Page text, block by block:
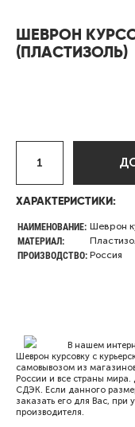
ШЕВРОН
(ПЛАСТИЗОЛЬ)
ХАРАКТЕРИСТИКИ:
НАИМЕНОВАНИЕ: Шеврон
МАТЕРИАЛ:
ПРОИЗВОДСТВО: Россия
В нашем
Шеврон курсовку с
самовывозом из
России и все страны мира.
СДЭК. Если данного
заказать его для Вас,
производителя.